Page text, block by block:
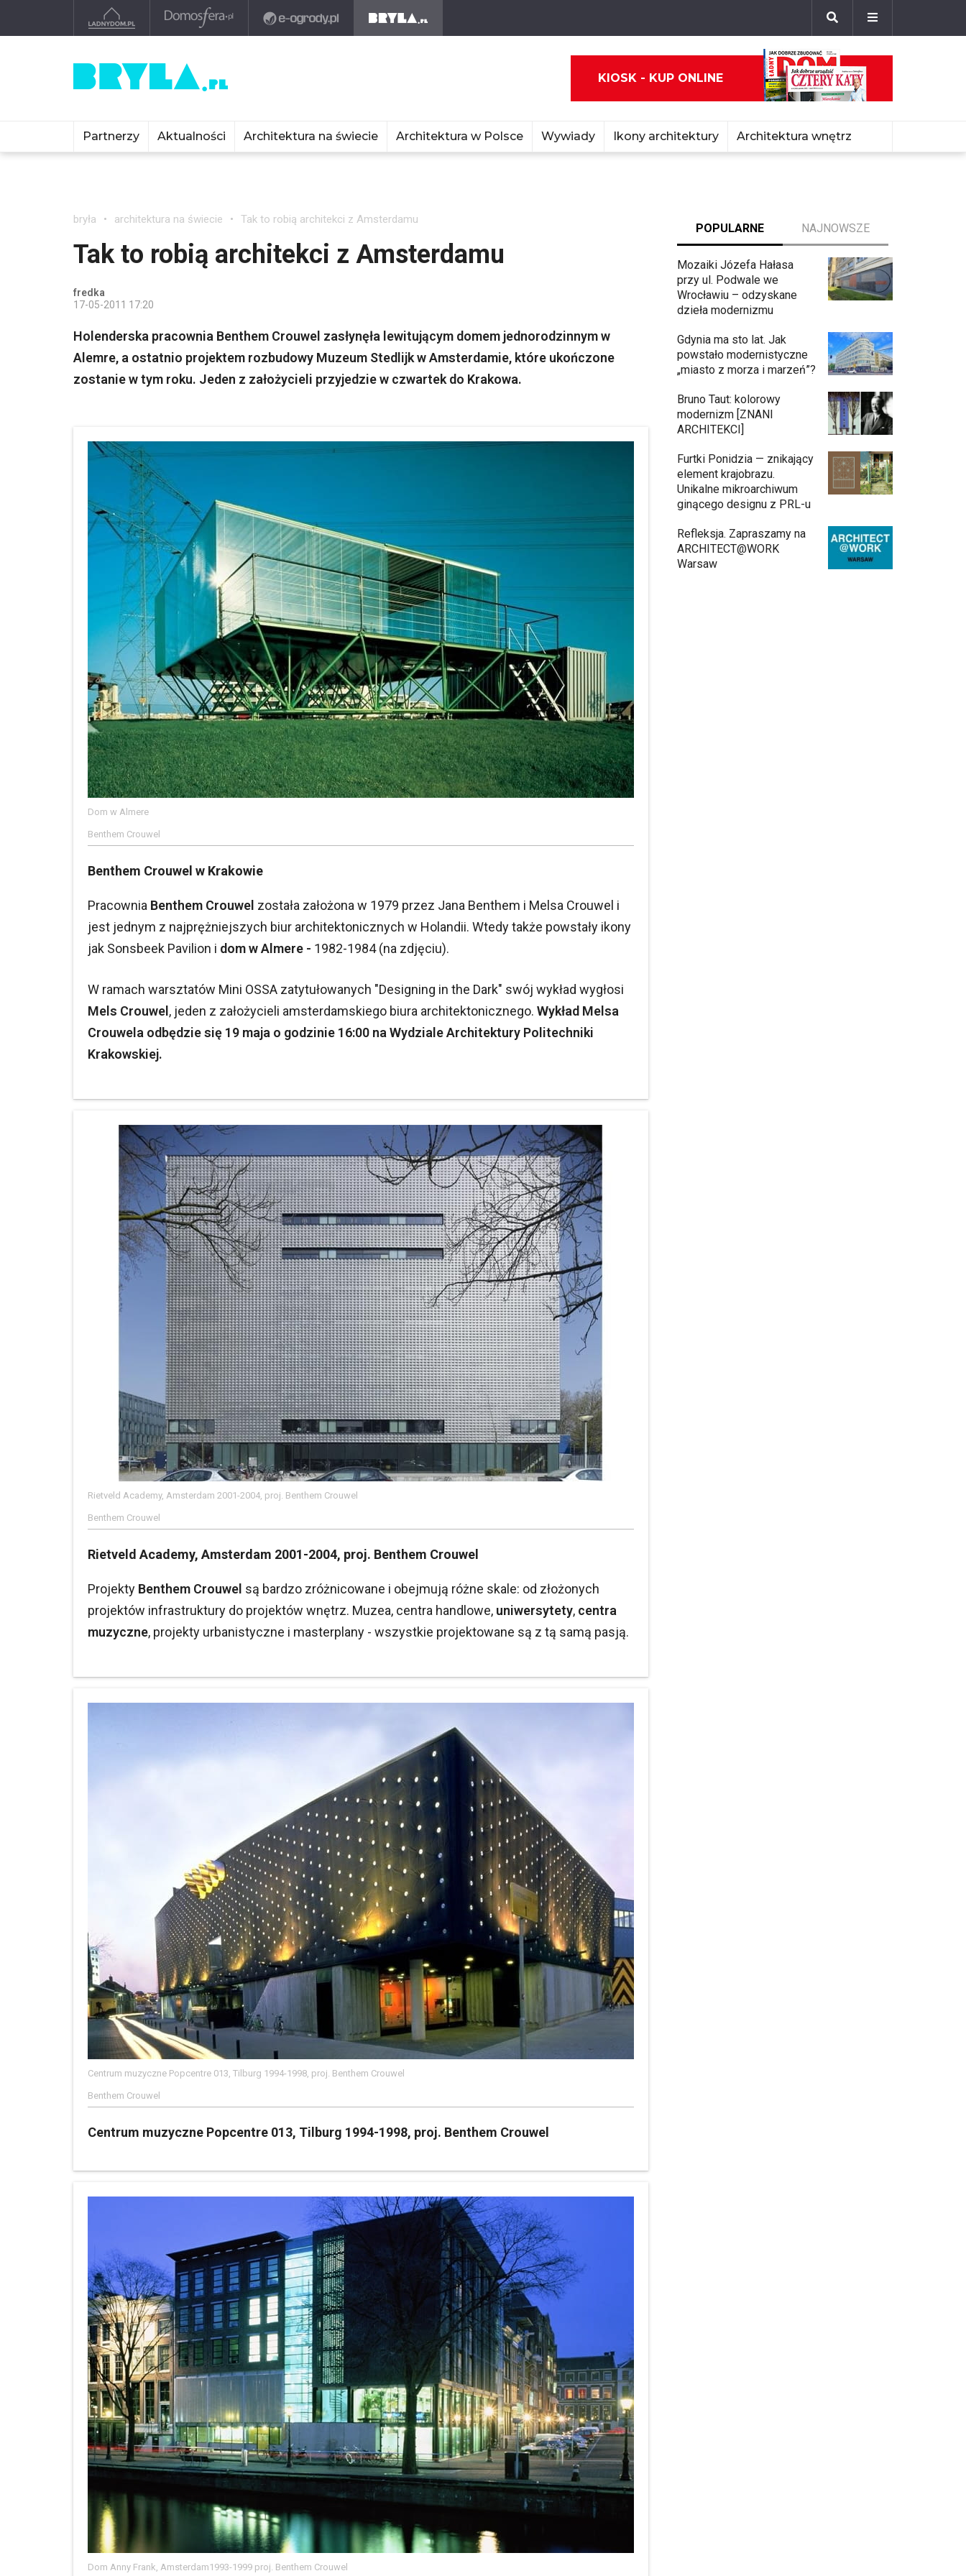
KIOSK - KUP ONLINE
Partnerzy Aktualności Architektura na świecie Architektura w Polsce Wywiady Ikony architektury Architektura wnętrz
bryła architektura na świecie Tak to robią architekci z Amsterdamu
Tak to robią architekci z Amsterdamu
fredka
17-05-2011 17:20
Holenderska pracownia Benthem Crouwel zasłynęła lewitującym domem jednorodzinnym w
Alemre, a ostatnio projektem rozbudowy Muzeum Stedlijk w Amsterdamie, które ukończone
zostanie w tym roku. Jeden z założycieli przyjedzie w czwartek do Krakowa.
Dom w Almere
Benthem Crouwel
Benthem Crouwel w Krakowie
Pracownia Benthem Crouwel została założona w 1979 przez Jana Benthem i Melsa Crouwel i
jest jednym z najprężniejszych biur architektonicznych w Holandii. Wtedy także powstały ikony
jak Sonsbeek Pavilion i dom w Almere - 1982-1984 (na zdjęciu).
W ramach warsztatów Mini OSSA zatytułowanych "Designing in the Dark" swój wykład wygłosi
Mels Crouwel , jeden z założycieli amsterdamskiego biura architektonicznego. Wykład Melsa
Crouwela odbędzie się 19 maja o godzinie 16:00 na Wydziale Architektury Politechniki
Krakowskiej.
Rietveld Academy, Amsterdam 2001-2004, proj. Benthem Crouwel
Benthem Crouwel
Rietveld Academy, Amsterdam 2001-2004, proj. Benthem Crouwel
Projekty Benthem Crouwel są bardzo zróżnicowane i obejmują różne skale: od złożonych
projektów infrastruktury do projektów wnętrz. Muzea, centra handlowe, uniwersytety, centra
muzyczne, projekty urbanistyczne i masterplany - wszystkie projektowane są z tą samą pasją.
Centrum muzyczne Popcentre 013, Tilburg 1994-1998, proj. Benthem Crouwel
Benthem Crouwel
Centrum muzyczne Popcentre 013, Tilburg 1994-1998, proj. Benthem Crouwel
Dom Anny Frank, Amsterdam1993-1999 proj. Benthem Crouwel
POPULARNE NAJNOWSZE
Mozaiki Józefa Hałasa
przy ul. Podwale we
Wrocławiu – odzyskane
dzieła modernizmu
Gdynia ma sto lat. Jak
powstało modernistyczne
„miasto z morza i marzeń”?
Bruno Taut: kolorowy
modernizm [ZNANI
ARCHITEKCI]
Furtki Ponidzia — znikający
element krajobrazu.
Unikalne mikroarchiwum
ginącego designu z PRL-u
Refleksja. Zapraszamy na
ARCHITECT@WORK
Warsaw